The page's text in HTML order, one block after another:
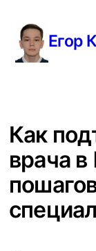
содержимому
Егор
Как
врача